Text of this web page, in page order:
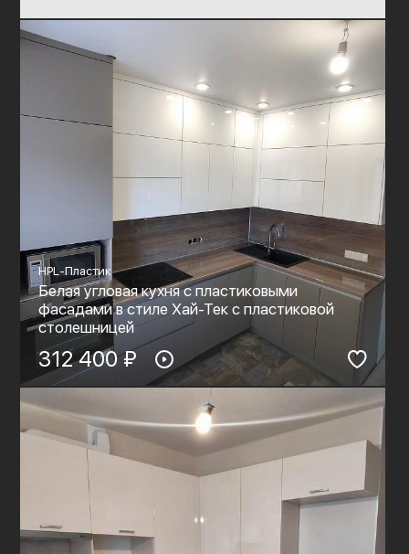
HPL-Пластик
Белая угловая кухня с пластиковыми
фасадами в стиле Хай-Тек с пластиковой
столешницей
312 400 ₽